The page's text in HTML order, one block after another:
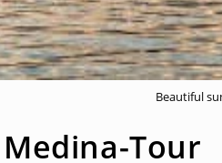
Beautiful
Tour